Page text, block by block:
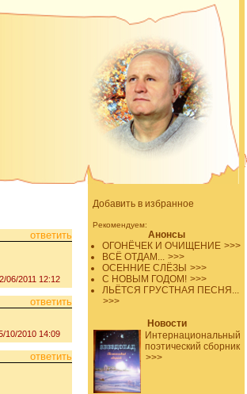
Добавить в избранное
Рекомендуем:
Анонсы
ОГОНЁЧЕК И ОЧИЩЕНИЕ >>>
ВСЁ ОТДАМ... >>>
ОСЕННИЕ СЛЁЗЫ >>>
С НОВЫМ ГОДОМ! >>>
ЛЬЁТСЯ ГРУСТНАЯ ПЕСНЯ...
>>>
Новости
Интернациональный
поэтический сборник
>>>
ответить
06/2011 12:12
ответить
10/2010 14:09
ответить